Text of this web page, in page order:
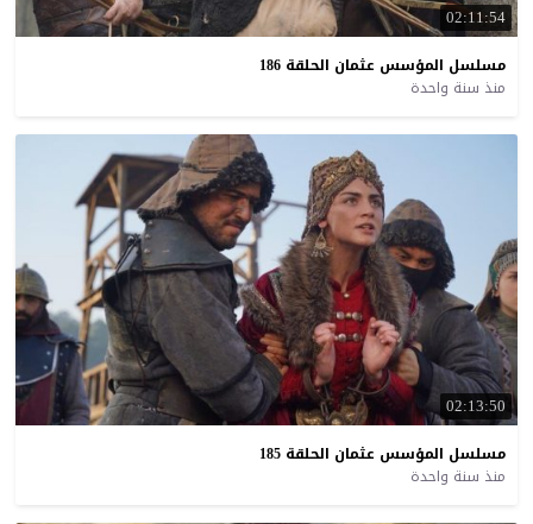
02:11:54
مسلسل المؤسس عثمان الحلقة 186
منذ سنة واحدة
02:13:50
مسلسل المؤسس عثمان الحلقة 185
منذ سنة واحدة